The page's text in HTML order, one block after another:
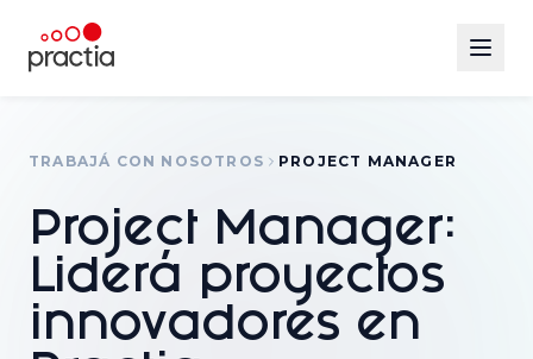
TRABAJÁ CON NOSOTROS PROJECT MANAGER
Project Manager:
Liderá proyectos
innovadores en